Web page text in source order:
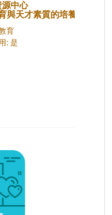
中心
與天才素質的培養)
育
: 是